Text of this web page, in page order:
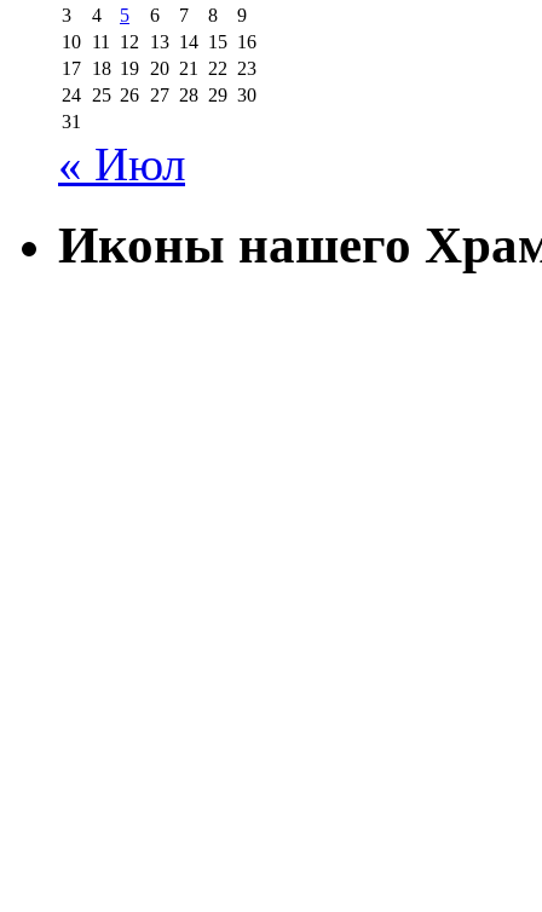
3
4 5 6 7 8
9
10 11 12 13 14 15 16
17 18 19 20 21 22 23
24 25 26 27 28 29 30
31
« Июл
Иконы нашего